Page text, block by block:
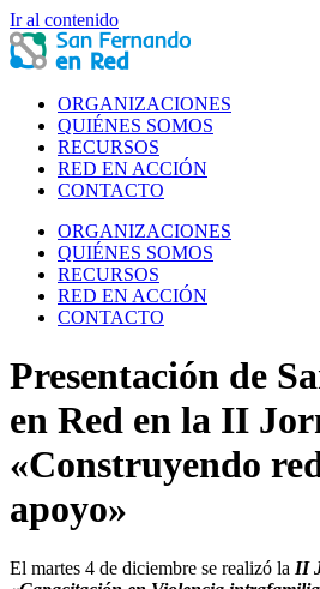
Ir al contenido
ORGANIZACIONES
QUIÉNES SOMOS
RECURSOS
RED EN ACCIÓN
CONTACTO
ORGANIZACIONES
QUIÉNES SOMOS
RECURSOS
RED EN ACCIÓN
CONTACTO
Presentación de
en Red en la II
«Construyendo
apoyo»
El martes 4 de diciembre se realizó la II